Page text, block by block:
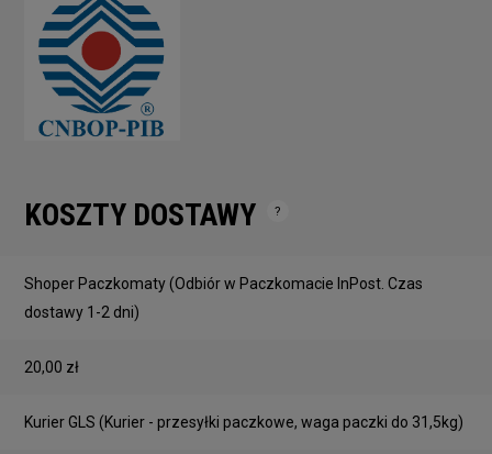
KOSZTY DOSTAWY
Shoper Paczkomaty(Odbiór w Paczkomacie InPost. Czas
dostawy 1-2 dni)
20,00 zł
Kurier GLS (Kurier - przesyłki paczkowe, waga paczki do 31,5kg)